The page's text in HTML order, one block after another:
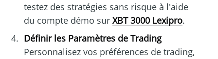
testez des stratégies sans risque à l'aide
du compte démo sur XBT 3000 Lexipro.
Définir les Paramètres de Trading
Personnalisez vos préférences de trading,